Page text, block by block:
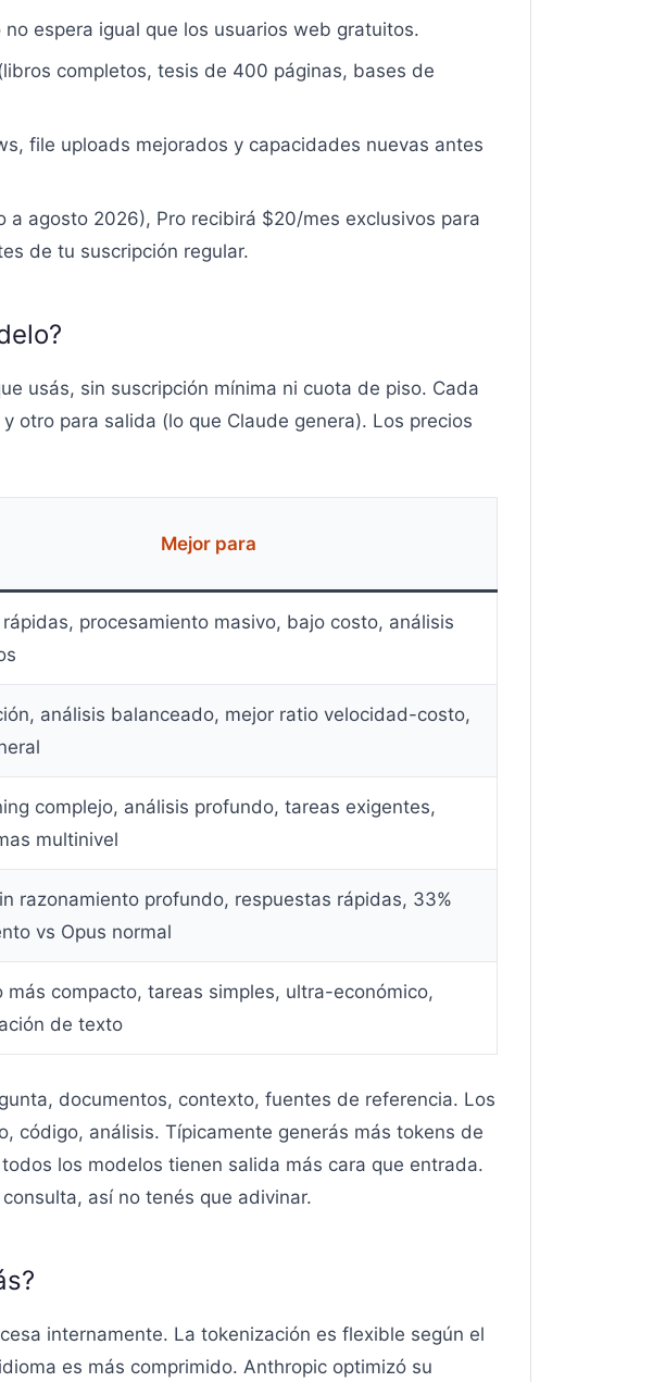
espera igual que los usuarios web gratuitos.
completos, tesis de 400 páginas, bases de
file uploads mejorados y capacidades nuevas antes
a agosto 2026), Pro recibirá $20/mes exclusivos para
de tu suscripción regular.
usás, sin suscripción mínima ni cuota de piso. Cada
para salida (lo que Claude genera). Los precios
Mejor para
procesamiento masivo, bajo costo, análisis
análisis balanceado, mejor ratio velocidad-costo,
complejo, análisis profundo, tareas exigentes,
multinivel
razonamiento profundo, respuestas rápidas, 33%
vs Opus normal
más compacto, tareas simples, ultra-económico,
de texto
documentos, contexto, fuentes de referencia. Los
código, análisis. Típicamente generás más tokens de
los modelos tienen salida más cara que entrada.
así no tenés que adivinar.
internamente. La tokenización es flexible según el
es más comprimido. Anthropic optimizó su